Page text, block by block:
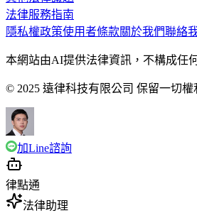
法律服務指南
隱私權政策使用者條款關於我們聯絡
本網站由AI提供法律資訊，不構成任
© 2025 遠律科技有限公司 保留一切權
加Line諮詢
律點通
法律助理